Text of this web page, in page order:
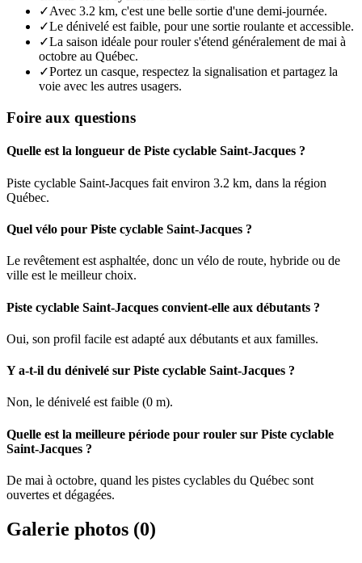
✓Avec 3.2 km, c'est une belle sortie d'une demi-journée.
✓Le dénivelé est faible, pour une sortie roulante et accessible.
✓La saison idéale pour rouler s'étend généralement de mai à
octobre au Québec.
✓Portez un casque, respectez la signalisation et partagez la
voie avec les autres usagers.
Foire aux questions
Quelle est la longueur de Piste cyclable Saint-Jacques ?
Piste cyclable Saint-Jacques fait environ 3.2 km, dans la région
Québec.
Quel vélo pour Piste cyclable Saint-Jacques ?
Le revêtement est asphaltée, donc un vélo de route, hybride ou de
ville est le meilleur choix.
Piste cyclable Saint-Jacques convient-elle aux débutants ?
Oui, son profil facile est adapté aux débutants et aux familles.
Y a-t-il du dénivelé sur Piste cyclable Saint-Jacques ?
Non, le dénivelé est faible (0 m).
Quelle est la meilleure période pour rouler sur Piste cyclable
Saint-Jacques ?
De mai à octobre, quand les pistes cyclables du Québec sont
ouvertes et dégagées.
Galerie photos (0)